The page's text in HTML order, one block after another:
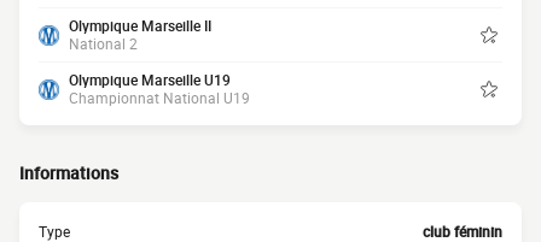
Olympique Marseille II
National 2
Olympique Marseille U19
Championnat National U19
Informations
Type club féminin